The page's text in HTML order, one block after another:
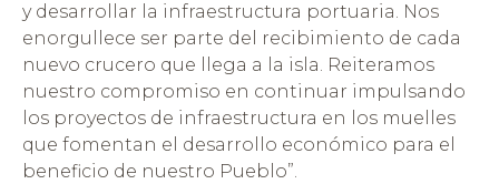
y desarrollar la infraestructura portuaria. Nos
enorgullece ser parte del recibimiento de cada
nuevo crucero que llega a la isla. Reiteramos
nuestro compromiso en continuar impulsando
los proyectos de infraestructura en los muelles
que fomentan el desarrollo económico para el
beneficio de nuestro Pueblo”.